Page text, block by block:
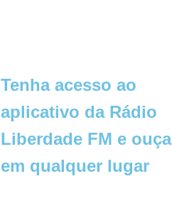
Tenha acesso ao
aplicativo da Rádio
Liberdade FM e ouça
em qualquer lugar